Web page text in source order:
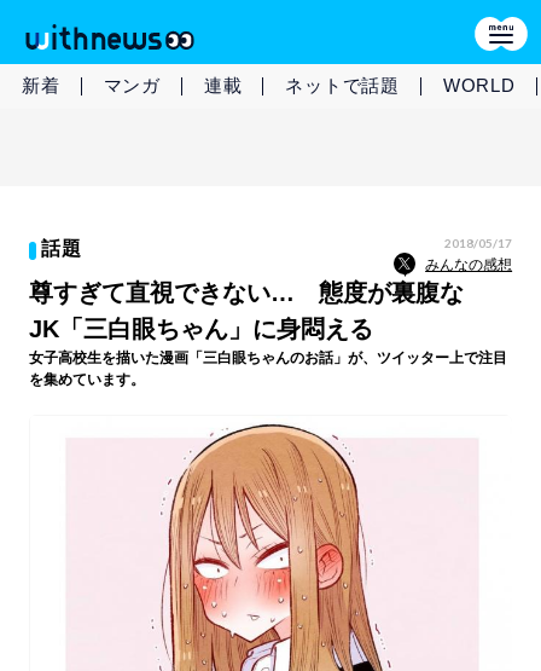
新着 マンガ 連載 ネットで話題 WORLD
話題 2018/05/17
みんなの感想
尊すぎて直視できない… 態度が裏腹な
JK「三白眼ちゃん」に身悶える
女子高校生を描いた漫画「三白眼ちゃんのお話」が、ツイッター上で注目
を集めています。